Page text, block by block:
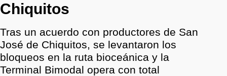
Chiquitos
Tras un acuerdo con productores de San
José de Chiquitos, se levantaron los
bloqueos en la ruta bioceánica y la
Terminal Bimodal opera con total